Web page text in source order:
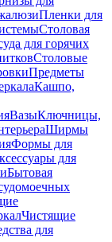
Пленки для
Столовая
для горячих
Столовые
Предметы
Кашпо,
ВазыКлючницы,
Ширмы
Формы для
для
Бытовая
Чистящие
для